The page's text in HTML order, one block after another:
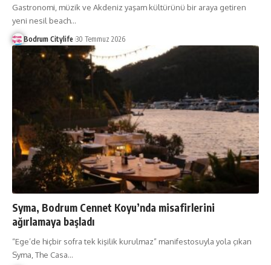
Gastronomi, müzik ve Akdeniz yaşam kültürünü bir araya getiren
yeni nesil beach…
Bodrum Citylife 30 Temmuz 2026
Syma, Bodrum Cennet Koyu’nda misafirlerini
ağırlamaya başladı
“Ege’de hiçbir sofra tek kişilik kurulmaz” manifestosuyla yola çıkan
Syma, The Casa…